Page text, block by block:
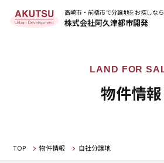
高崎市・前橋市で分譲地をお探しなら
株式会社阿久津都市開発
物件情報
TOP 物件情報 自社分譲地